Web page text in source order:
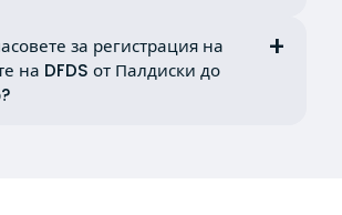
за регистрация на
на DFDS от Палдиски до